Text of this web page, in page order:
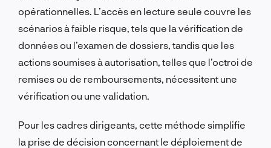
opérationnelles. L’accès en lecture seule couvre les
scénarios à faible risque, tels que la vérification de
données ou l’examen de dossiers, tandis que les
actions soumises à autorisation, telles que l’octroi de
remises ou de remboursements, nécessitent une
vérification ou une validation.
Pour les cadres dirigeants, cette méthode simplifie
la prise de décision concernant le déploiement de